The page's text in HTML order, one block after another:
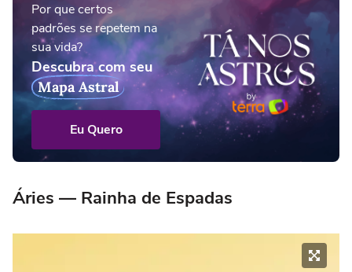
Por que certos
padrões se repetem na
sua vida?
Descubra com seu
Mapa Astral
Eu Quero
Áries — Rainha de Espadas